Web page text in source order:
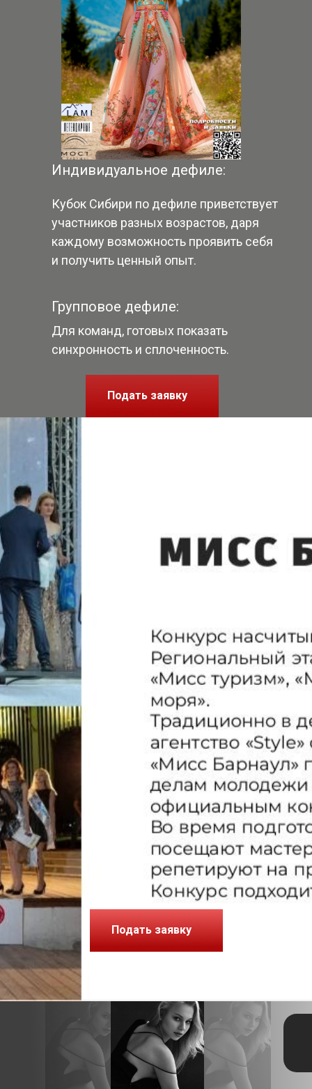
Подать заявку
Индивидуальное дефиле:
Кубок Сибири по дефиле приветствует
участников разных возрастов, даря
каждому возможность проявить себя
и получить ценный опыт.
Групповое дефиле:
Для команд, готовых показать
синхронность и сплоченность.
Подать заявку